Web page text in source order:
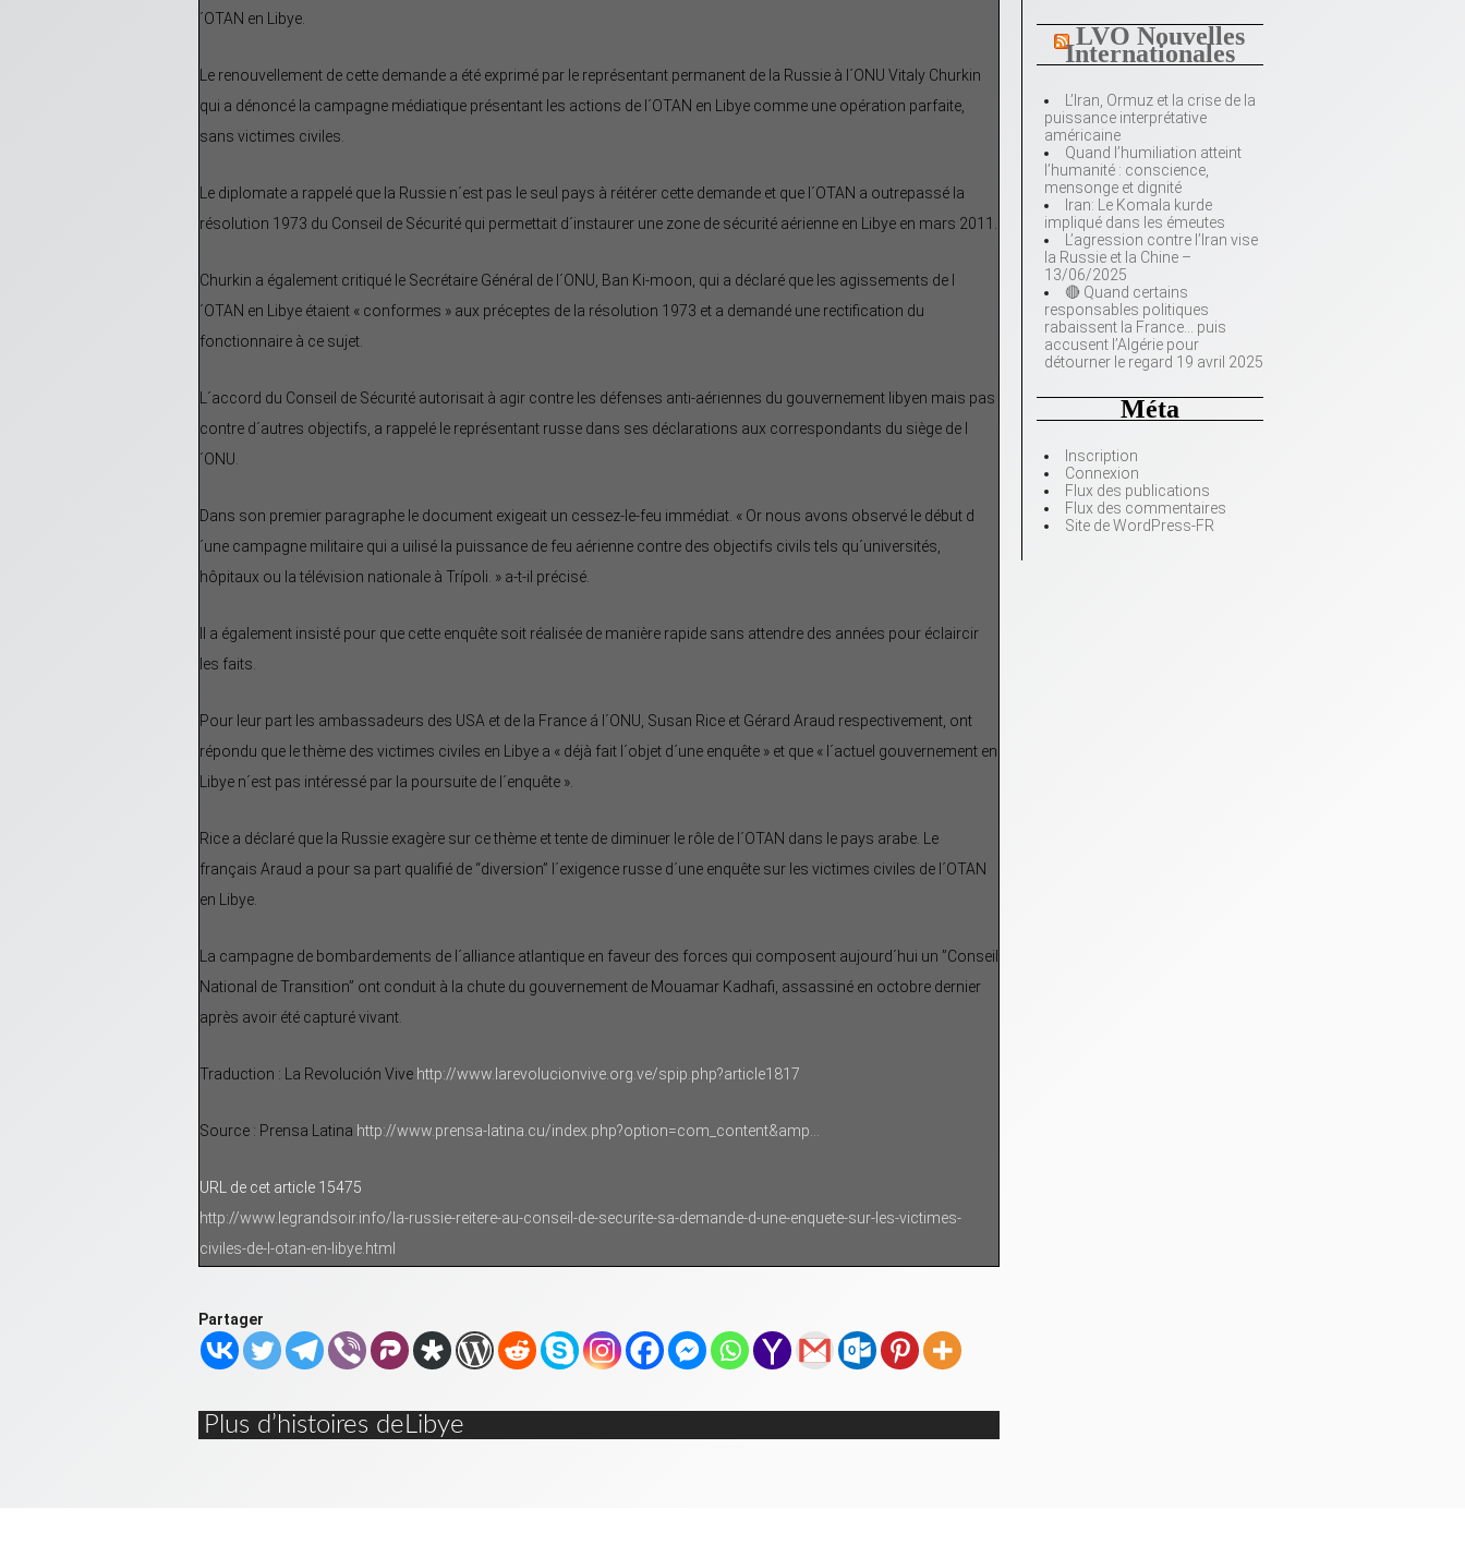
LVO Nouvelles
Internationales
L’Iran, Ormuz et la crise de la
puissance interprétative
américaine
Quand l’humiliation atteint
l’humanité : conscience,
mensonge et dignité
Iran: Le Komala kurde
impliqué dans les émeutes
L’agression contre l’Iran vise
la Russie et la Chine –
13/06/2025
🔴 Quand certains
responsables politiques
rabaissent la France… puis
accusent l’Algérie pour
détourner le regard 19 avril 2025
Méta
Inscription
Connexion
Flux des publications
Flux des commentaires
Site de WordPress-FR
´OTAN en Libye.
Le renouvellement de cette demande a été exprimé par le représentant permanent de la Russie à l´ONU Vitaly Churkin
qui a dénoncé la campagne médiatique présentant les actions de l´OTAN en Libye comme une opération parfaite,
sans victimes civiles.
Le diplomate a rappelé que la Russie n´est pas le seul pays à réitérer cette demande et que l´OTAN a outrepassé la
résolution 1973 du Conseil de Sécurité qui permettait d´instaurer une zone de sécurité aérienne en Libye en mars 2011.
Churkin a également critiqué le Secrétaire Général de l´ONU, Ban Ki-moon, qui a déclaré que les agissements de l
´OTAN en Libye étaient « conformes » aux préceptes de la résolution 1973 et a demandé une rectification du
fonctionnaire à ce sujet.
L´accord du Conseil de Sécurité autorisait à agir contre les défenses anti-aériennes du gouvernement libyen mais pas
contre d´autres objectifs, a rappelé le représentant russe dans ses déclarations aux correspondants du siège de l
´ONU.
Dans son premier paragraphe le document exigeait un cessez-le-feu immédiat. « Or nous avons observé le début d
´une campagne militaire qui a uilisé la puissance de feu aérienne contre des objectifs civils tels qu´universités,
hôpitaux ou la télévision nationale à Trípoli. » a-t-il précisé.
Il a également insisté pour que cette enquête soit réalisée de manière rapide sans attendre des années pour éclaircir
les faits.
Pour leur part les ambassadeurs des USA et de la France á l´ONU, Susan Rice et Gérard Araud respectivement, ont
répondu que le thème des victimes civiles en Libye a « déjà fait l´objet d´une enquête » et que « l´actuel gouvernement en
Libye n´est pas intéressé par la poursuite de l´enquête ».
Rice a déclaré que la Russie exagère sur ce thème et tente de diminuer le rôle de l´OTAN dans le pays arabe. Le
français Araud a pour sa part qualifié de “diversion” l´exigence russe d´une enquête sur les victimes civiles de l´OTAN
en Libye.
La campagne de bombardements de l´alliance atlantique en faveur des forces qui composent aujourd´hui un ”Conseil
National de Transition” ont conduit à la chute du gouvernement de Mouamar Kadhafi, assassiné en octobre dernier
après avoir été capturé vivant.
Traduction : La Revolución Vive http://www.larevolucionvive.org.ve/spip.php?article1817
Source : Prensa Latina http://www.prensa-latina.cu/index.php?option=com_content&amp…
URL de cet article 15475
http://www.legrandsoir.info/la-russie-reitere-au-conseil-de-securite-sa-demande-d-une-enquete-sur-les-victimes-
civiles-de-l-otan-en-libye.html
Partager
Plus d’histoires deLibye